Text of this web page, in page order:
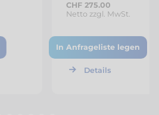
CHF 275.00
Netto zzgl. MwSt.
In Anfrageliste legen
Details